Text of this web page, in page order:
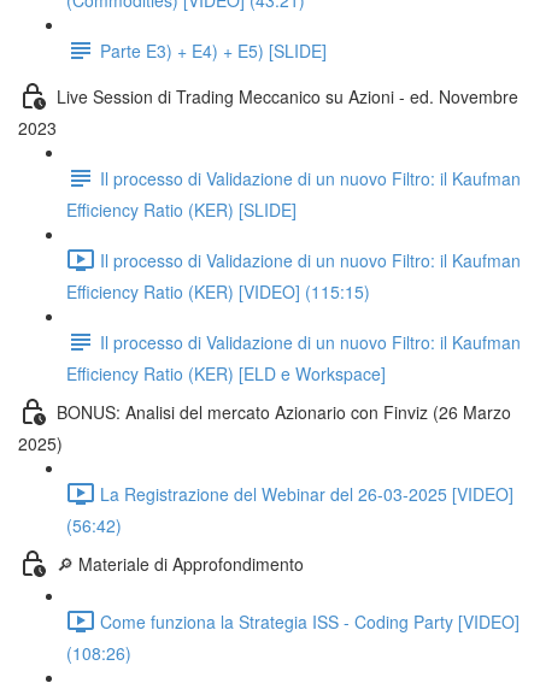
Parte E3) + E4) + E5) [SLIDE]
Live Session di Trading Meccanico su Azioni - ed. Novembre
2023
Il processo di Validazione di un nuovo Filtro: il Kaufman
Efficiency Ratio (KER) [SLIDE]
Il processo di Validazione di un nuovo Filtro: il Kaufman
Efficiency Ratio (KER) [VIDEO] (115:15)
Il processo di Validazione di un nuovo Filtro: il Kaufman
Efficiency Ratio (KER) [ELD e Workspace]
BONUS: Analisi del mercato Azionario con Finviz (26 Marzo
2025)
La Registrazione del Webinar del 26-03-2025 [VIDEO]
(56:42)
🔎 Materiale di Approfondimento
Come funziona la Strategia ISS - Coding Party [VIDEO]
(108:26)